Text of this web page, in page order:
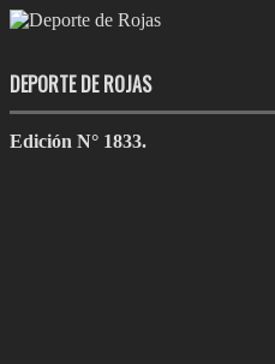
DEPORTE DE ROJAS
Edición N° 1833.